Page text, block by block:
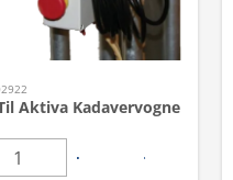
Aktiva Kadavervogne